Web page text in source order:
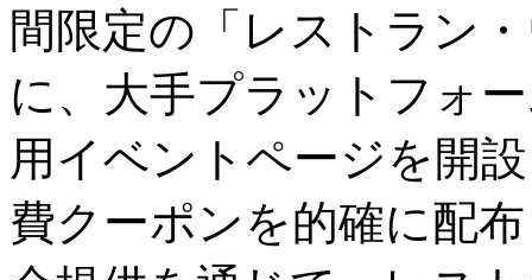
間限定の「レストラン
に、大手プラットフォ
用イベントページを開
費クーポンを的確に配